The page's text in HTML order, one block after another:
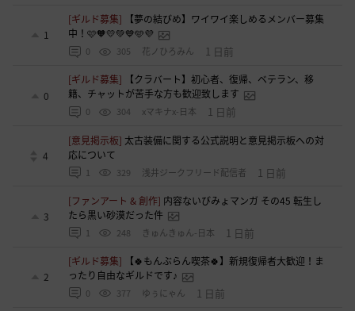
1
[ギルド募集]
【夢の結びめ】ワイワイ楽しめるメンバー募集
中！🩷🧡💛💚💙🩵💜
0 305 花ノひろみん 1 日前
0
[ギルド募集]
【クラバート】初心者、復帰、ベテラン、移
籍、チャットが苦手な方も歓迎致します
0 304 xマキナx-日本 1 日前
4
[意見掲示板] 太古装備に関する公式説明と意見掲示板への対
応について
1 329 浅井ジークフリード配信者 1 日前
3
[ファンアート & 創作] 内容ないびみょマンガ その45 転生し
たら黒い砂漠だった件
1 248 きゅんきゅん-日本 1 日前
2
[ギルド募集]
【🍀もんぶらん喫茶🍀】新規復帰者大歓迎！ま
ったり自由なギルドです♪
0 377 ゆぅにゃん 1 日前